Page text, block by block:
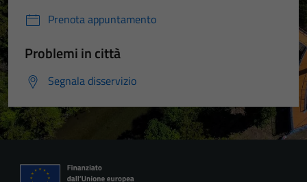
Prenota appuntamento
Problemi in città
Segnala disservizio